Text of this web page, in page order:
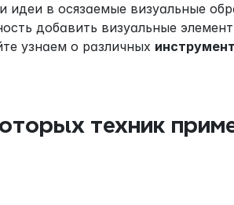
идеи в осязаемые визуальные
добавить визуальные
узнаем о различных
техник